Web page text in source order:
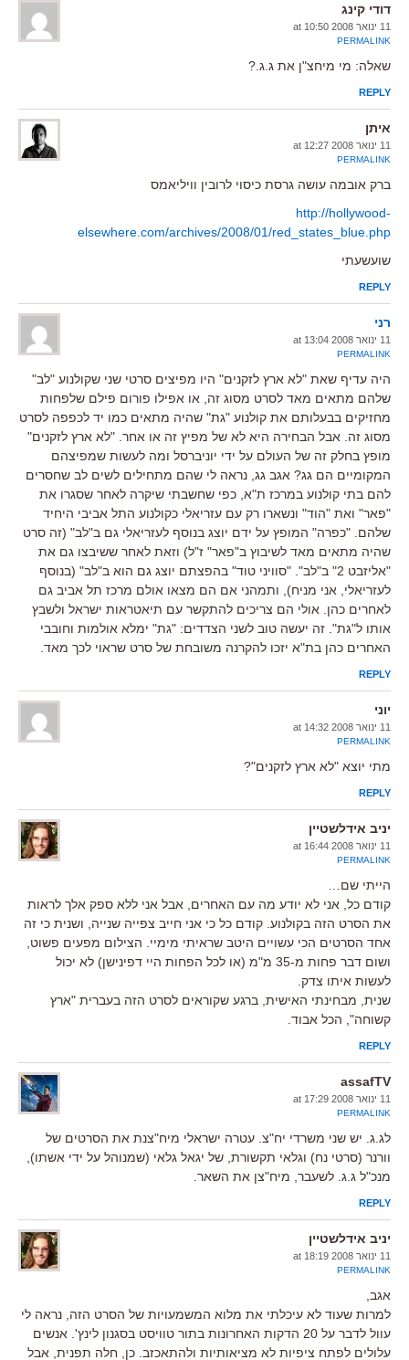
דודי קינג
11 ינואר 2008 at 10:50
PERMALINK
שאלה: מי מיחצ"ן את ג.ג.?
REPLY
איתן
11 ינואר 2008 at 12:27
PERMALINK
ברק אובמה עושה גרסת כיסוי לרובין וויליאמס
http://hollywood-
elsewhere.com/archives/2008/01/red_states_blue.php
שועשעתי
REPLY
רני
11 ינואר 2008 at 13:04
PERMALINK
היה עדיף שאת "לא ארץ לזקנים" היו מפיצים סרטי שני שקולנוע "לב"
שלהם מתאים מאד לסרט מסוג זה, או אפילו פורום פילם שלפחות
מחזיקים בבעלותם את קולנוע "גת" שהיה מתאים כמו יד לכפפה לסרט
מסוג זה. אבל הבחירה היא לא של מפיץ זה או אחר. "לא ארץ לזקנים"
מופץ בחלק זה של העולם על ידי יוניברסל ומה לעשות שמפיצהם
המקומיים הם גג? אגב גג, נראה לי שהם מתחילים לשים לב שחסרים
להם בתי קולנוע במרכז ת"א, כפי שחשבתי שיקרה לאחר שסגרו את
"פאר" ואת "הוד" ונשארו רק עם עזריאלי כקולנוע התל אביבי היחיד
שלהם. "כפרה" המופץ על ידם יוצג בנוסף לעזריאלי גם ב"לב" (זה סרט
שהיה מתאים מאד לשיבוץ ב"פאר" ז"ל) וזאת לאחר ששיבצו גם את
"אליזבט 2" ב"לב". "סוויני טוד" בהפצתם יוצג גם הוא ב"לב" (בנוסף
לעזריאלי, אני מניח), ותמהני אם הם מצאו אולם מרכז תל אביב גם
לאחרים כהן. אולי הם צריכים להתקשר עם תיאטראות ישראל ולשבץ
אותו ל"גת". זה יעשה טוב לשני הצדדים: "גת" ימלא אולמות וחובבי
האחרים כהן בת"א יזכו להקרנה משובחת של סרט שראוי לכך מאד.
REPLY
יוני
11 ינואר 2008 at 14:32
PERMALINK
מתי יוצא "לא ארץ לזקנים"?
REPLY
יניב אידלשטיין
11 ינואר 2008 at 16:44
PERMALINK
הייתי שם…
קודם כל, אני לא יודע מה עם האחרים, אבל אני ללא ספק אלך לראות
את הסרט הזה בקולנוע. קודם כל כי אני חייב צפייה שנייה, ושנית כי זה
אחד הסרטים הכי עשויים היטב שראיתי מימיי. הצילום מפעים פשוט,
ושום דבר פחות מ-35 מ"מ (או לכל הפחות היי דפינישן) לא יכול
לעשות איתו צדק.
שנית, מבחינתי האישית, ברגע שקוראים לסרט הזה בעברית "ארץ
קשוחה", הכל אבוד.
REPLY
assafTV
11 ינואר 2008 at 17:29
PERMALINK
לג.ג. יש שני משרדי יח"צ. עטרה ישראלי מיח"צנת את הסרטים של
וורנר (סרטי נח) וגלאי תקשורת, של יגאל גלאי (שמנוהל על ידי אשתו),
מנכ"ל ג.ג. לשעבר, מיח"צן את השאר.
REPLY
יניב אידלשטיין
11 ינואר 2008 at 18:19
PERMALINK
אגב,
למרות שעוד לא עיכלתי את מלוא המשמעויות של הסרט הזה, נראה לי
עוול לדבר על 20 הדקות האחרונות בתור טוויסט בסגנון לינץ'. אנשים
עלולים לפתח ציפיות לא מציאותיות ולהתאכזב. כן, חלה תפנית, אבל